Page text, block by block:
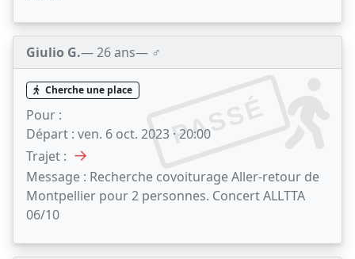
Giulio G.— 26 ans— ♂️
PASSÉ
Cherche une place
Pour :
Départ : ven. 6 oct. 2023 · 20:00
Trajet : →
Message : Recherche covoiturage Aller-retour de
Montpellier pour 2 personnes. Concert ALLTTA
06/10